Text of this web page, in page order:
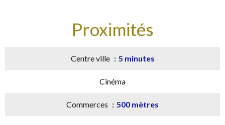
Proximités
Centre ville 5 minutes
Cinéma
Commerces 500 mètres